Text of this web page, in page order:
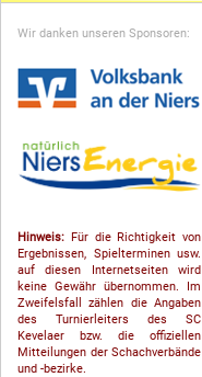
Wir danken unseren Sponsoren:
Hinweis: Für die Richtigkeit von
Ergebnissen, Spielterminen usw.
auf diesen Internetseiten wird
keine Gewähr übernommen. Im
Zweifelsfall zählen die Angaben
des Turnierleiters des SC
Kevelaer bzw. die offiziellen
Mitteilungen der Schach­ver­bände
und -bezirke.